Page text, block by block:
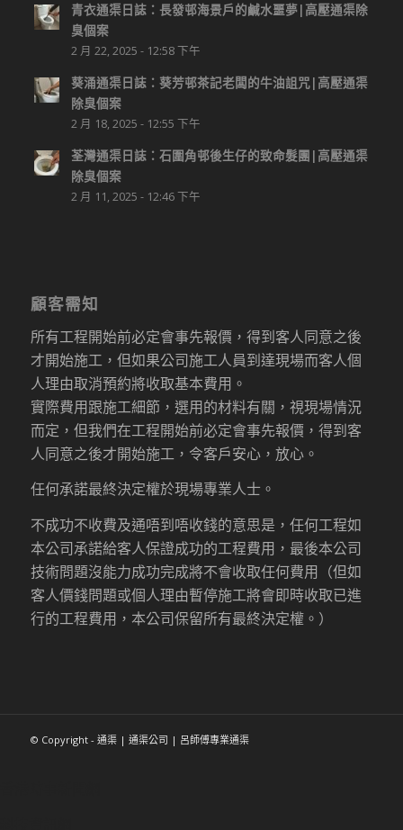
青衣通渠日誌：長發邨海景戶的鹹水噩夢|高壓通渠除
臭個案
2 月 22, 2025 - 12:58 下午
葵涌通渠日誌：葵芳邨茶記老闆的牛油詛咒|高壓通渠
除臭個案
2 月 18, 2025 - 12:55 下午
荃灣通渠日誌：石圍角邨後生仔的致命髮團|高壓通渠
除臭個案
2 月 11, 2025 - 12:46 下午
顧客需知
所有工程開始前必定會事先報價，得到客人同意之後
才開始施工，但如果公司施工人員到達現場而客人個
人理由取消預約將收取基本費用。
實際費用跟施工細節，選用的材料有關，視現場情況
而定，但我們在工程開始前必定會事先報價，得到客
人同意之後才開始施工，令客戶安心，放心。
任何承諾最終決定權於現場專業人士。
不成功不收費及通唔到唔收錢的意思是，任何工程如
本公司承諾給客人保證成功的工程費用，最後本公司
技術問題沒能力成功完成將不會收取任何費用（但如
客人價錢問題或個人理由暫停施工將會即時收取已進
行的工程費用，本公司保留所有最終決定權。）
© Copyright - 通渠 | 通渠公司 | 呂師傅專業通渠